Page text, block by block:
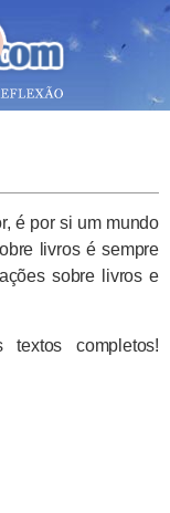
é por si um mundo
livros é sempre
sobre livros e
completos!